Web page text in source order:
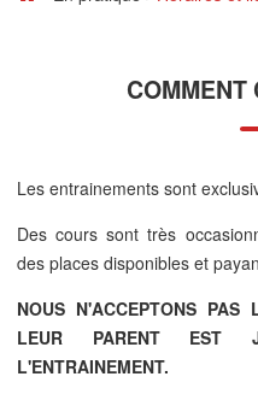
COMMENT
Les entrainements sont
Des cours sont très
des places disponibles et
NOUS N'ACCEPTONS
LEUR PARENT EST
L'ENTRAINEMENT.